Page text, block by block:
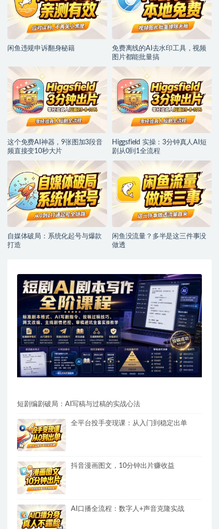
闲鱼违规申诉翻身秘籍
免费离线的AI去水印工具，视频
图片都能批量搞
这个免费AI神器，9张图加3段音
频直接变10秒大片
Higgsfield 实操：3分钟真人AI短
剧从0到1全流程
自媒体破局：系统化起号与爆款
打造
闲鱼没流量？多半是这三件事没
做透
短剧编剧破局：AI写稿与过稿的实战心法
全平台投手变现课：从入门到稳定出单
抖音漫画图文，10分钟出片赚收益
AI口播全流程：数字人+声音克隆实战